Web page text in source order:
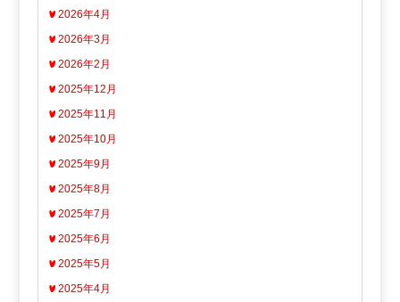
2026年4月
2026年3月
2026年2月
2025年12月
2025年11月
2025年10月
2025年9月
2025年8月
2025年7月
2025年6月
2025年5月
2025年4月